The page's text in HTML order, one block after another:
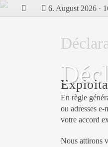
6. August 2026 ·
En règle
ou adresses
votre accord
Nous attirons